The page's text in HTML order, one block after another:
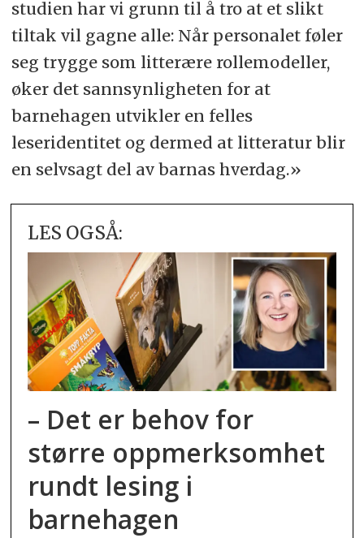
studien har vi grunn til å tro at et slikt
tiltak vil gagne alle: Når personalet føler
seg trygge som litterære rollemodeller,
øker det sannsynligheten for at
barnehagen utvikler en felles
leseridentitet og dermed at litteratur blir
en selvsagt del av barnas hverdag.»
LES OGSÅ:
– Det er behov for
større oppmerksomhet
rundt lesing i
barnehagen